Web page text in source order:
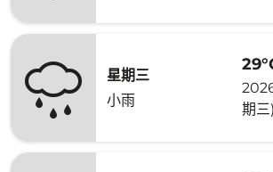
星期三
小雨
期三)